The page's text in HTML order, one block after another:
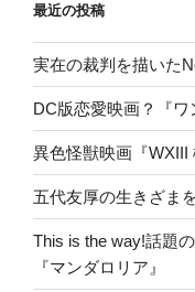
最近の投稿
実在の裁判を描いた
DC版恋愛映画？『ワ
異色怪獣映画『WXIII
五代友厚の生きざま
This is the way!話題
『マンダロリア』